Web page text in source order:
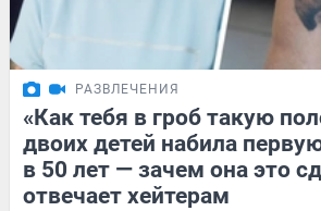
РАЗВЛЕЧЕНИЯ
«Как тебя в гроб такую
двоих детей набила
в 50 лет — зачем она это
отвечает хейтерам